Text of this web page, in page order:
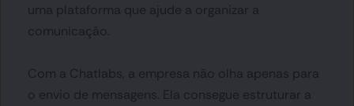
uma plataforma que ajude a organizar a
comunicação.
Com a Chatlabs, a empresa não olha apenas para
o envio de mensagens. Ela consegue estruturar a